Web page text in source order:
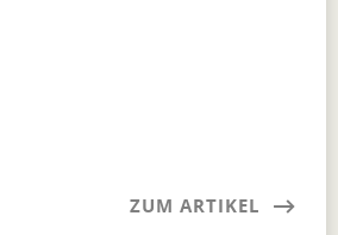
ZUM ARTIKEL